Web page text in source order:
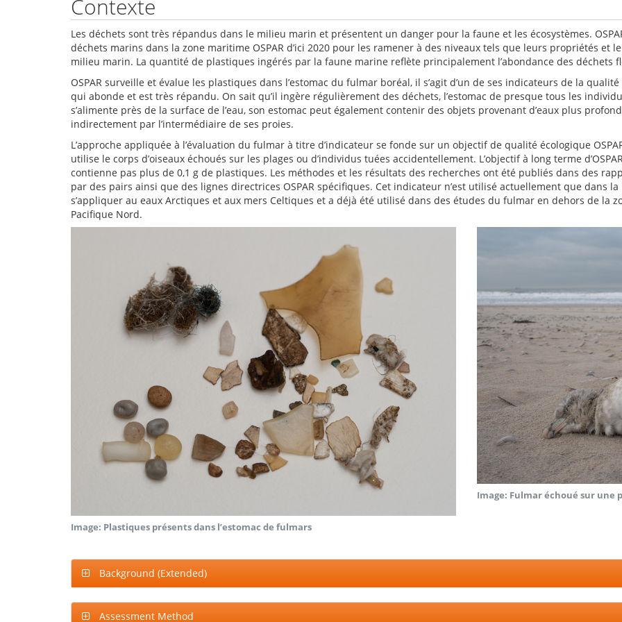
Contexte
Les déchets sont très répandus dans le milieu marin et présentent un danger pour la faune et les écosystèmes.
déchets marins dans la zone maritime OSPAR d’ici 2020 pour les ramener à des niveaux tels que leurs propriétés
milieu marin. La quantité de plastiques ingérés par la faune marine reflète principalement l’abondance des déchets
OSPAR surveille et évalue les plastiques dans l’estomac du fulmar boréal, il s’agit d’un de ses indicateurs de la
qui abonde et est très répandu. On sait qu’il ingère régulièrement des déchets, l’estomac de presque tous les
s’alimente près de la surface de l’eau, son estomac peut également contenir des objets provenant d’eaux plus
indirectement par l’intermédiaire de ses proies.
L’approche appliquée à l’évaluation du fulmar à titre d’indicateur se fonde sur un objectif de qualité écologique
utilise le corps d’oiseaux échoués sur les plages ou d’individus tuées accidentellement. L’objectif à long terme
contienne pas plus de 0,1 g de plastiques. Les méthodes et les résultats des recherches ont été publiés dans des
par des pairs ainsi que des lignes directrices OSPAR spécifiques. Cet indicateur n’est utilisé actuellement que dans
s’appliquer au eaux Arctiques et aux mers Celtiques et a déjà été utilisé dans des études du fulmar en dehors de la
Pacifique Nord.
Image: Plastiques présents dans l’estomac de fulmars
Image: Fulmar échoué sur une
Background (Extended)
Assessment Method